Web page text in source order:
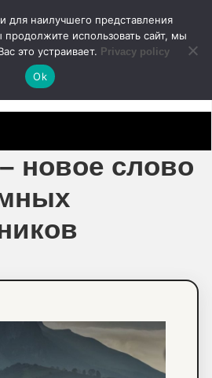
и не только, новинки зарубежного
автопрома
новое слово
для наилучшего представления
продолжите использовать сайт, мы
это устраивает. Privacy policy
Ok